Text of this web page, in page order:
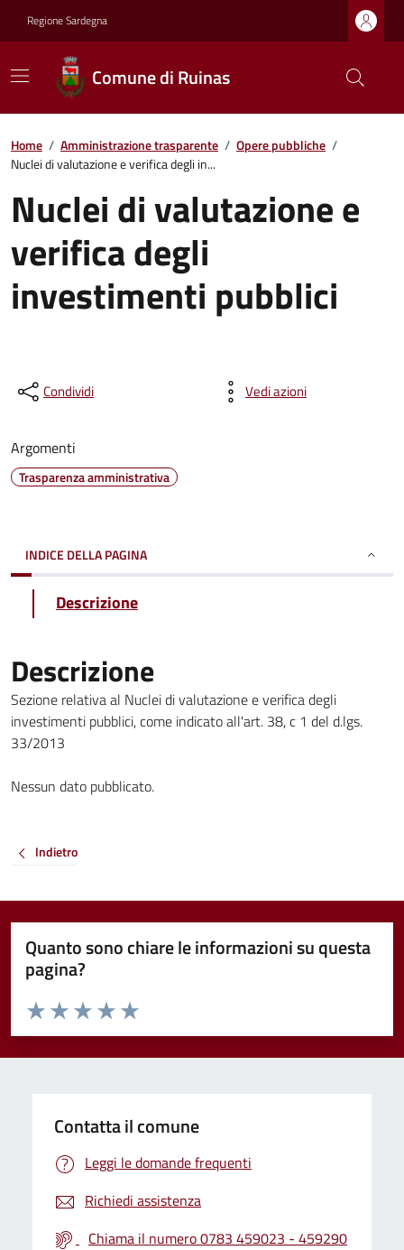
Regione Sardegna
Comune di Ruinas
Home / Amministrazione trasparente / Opere pubbliche /
Nuclei di valutazione e verifica degli in...
Nuclei di valutazione e
verifica degli
investimenti pubblici
Condividi Vedi azioni
Argomenti
Trasparenza amministrativa
INDICE DELLA PAGINA
Descrizione
Descrizione
Sezione relativa al Nuclei di valutazione e verifica degli
investimenti pubblici, come indicato all'art. 38, c 1 del d.lgs.
33/2013
Nessun dato pubblicato.
Indietro
Quanto sono chiare le informazioni su questa
pagina?
Valuta da 1 a 5 stelle la pagina
Valuta 5 stelle su 5
Valuta 4 stelle su 5
Valuta 3 stelle su 5
Valuta 2 stelle su 5
Valuta 1 stelle su 5
Contatta il comune
Leggi le domande frequenti
Richiedi assistenza
Chiama il numero 0783 459023 - 459290